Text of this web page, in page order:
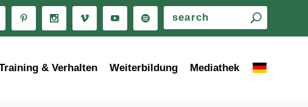
& Verhalten Weiterbildung Mediathek